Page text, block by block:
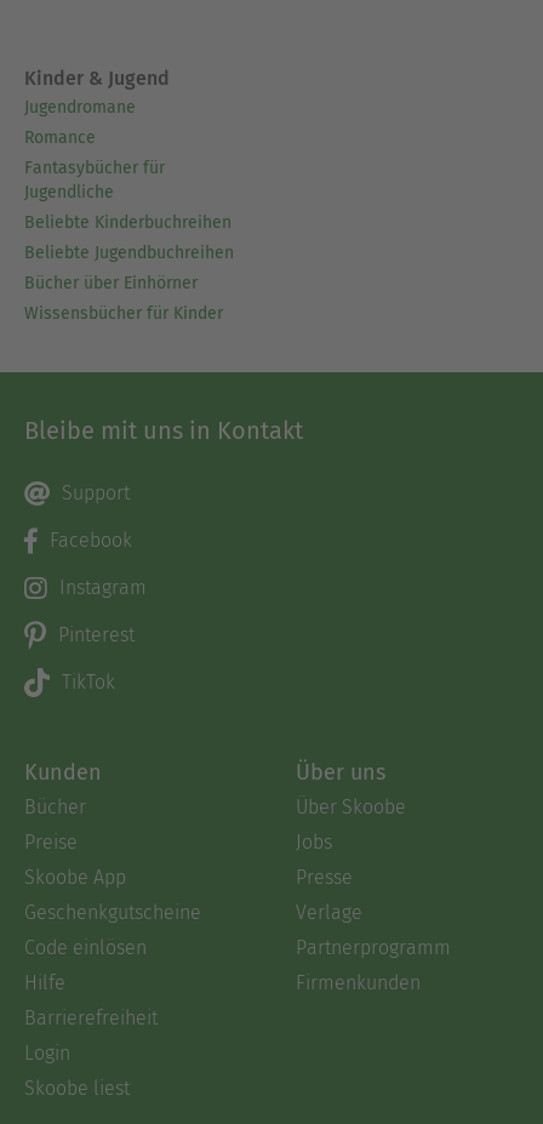
Kinder & Jugend
Jugendromane
Romance
Fantasybücher für
Jugendliche
Beliebte Kinderbuchreihen
Beliebte Jugendbuchreihen
Bücher über Einhörner
Wissensbücher für Kinder
Bleibe mit uns in Kontakt
Support
Facebook
Instagram
Pinterest
TikTok
Kunden
Bücher
Preise
Skoobe App
Geschenkgutscheine
Code einlösen
Hilfe
Barrierefreiheit
Login
Skoobe liest
Über uns
Über Skoobe
Jobs
Presse
Verlage
Partnerprogramm
Firmenkunden